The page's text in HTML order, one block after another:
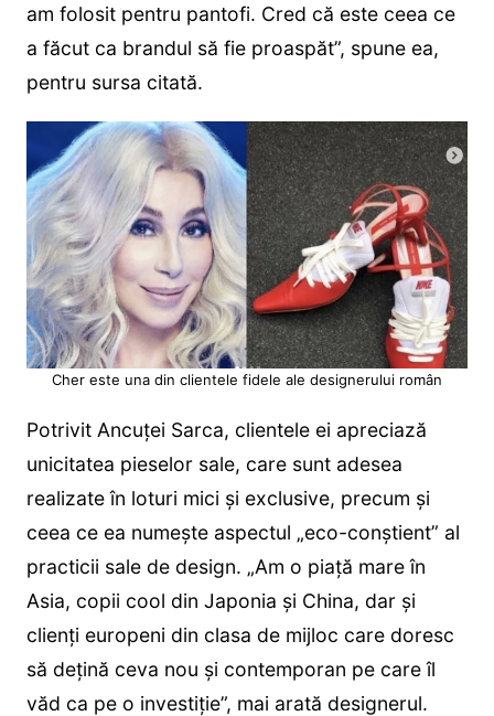
am folosit pentru pantofi. Cred că este ceea ce
a făcut ca brandul să fie proaspăt”, spune ea,
pentru sursa citată.
Cher este una din clientele fidele ale designerului român
Potrivit Ancuței Sarca, clientele ei apreciază
unicitatea pieselor sale, care sunt adesea
realizate în loturi mici și exclusive, precum și
ceea ce ea numește aspectul „eco-conștient” al
practicii sale de design. „Am o piață mare în
Asia, copii cool din Japonia și China, dar și
clienți europeni din clasa de mijloc care doresc
să dețină ceva nou și contemporan pe care îl
văd ca pe o investiție”, mai arată designerul.